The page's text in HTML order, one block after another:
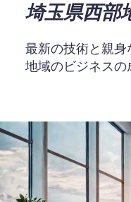
埼玉県西部
最新の技術と親身
地域のビジネスの